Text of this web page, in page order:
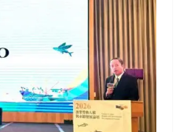
Tipu Tzu Chi
Vaksin Palsu